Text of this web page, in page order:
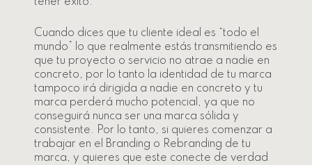
tener éxito.
Cuando dices que tu cliente ideal es “todo el
mundo” lo que realmente estás transmitiendo es
que tu proyecto o servicio no atrae a nadie en
concreto, por lo tanto la identidad de tu marca
tampoco irá dirigida a nadie en concreto y tu
marca perderá mucho potencial, ya que no
conseguirá nunca ser una marca sólida y
consistente. Por lo tanto, si quieres comenzar a
trabajar en el Branding o Rebranding de tu
marca, y quieres que este conecte de verdad